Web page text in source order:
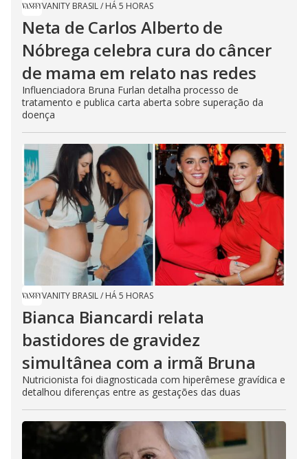
VANITY BRASIL/ HÁ 5 HORAS
Neta de Carlos Alberto de
Nóbrega celebra cura do câncer
de mama em relato nas redes
Influenciadora Bruna Furlan detalha processo de
tratamento e publica carta aberta sobre superação da
doença
VANITY BRASIL/ HÁ 5 HORAS
Bianca Biancardi relata
bastidores de gravidez
simultânea com a irmã Bruna
Nutricionista foi diagnosticada com hiperêmese gravídica e
detalhou diferenças entre as gestações das duas